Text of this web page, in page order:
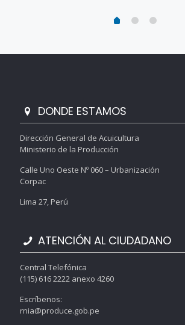
DONDE ESTAMOS
Dirección General de Acuicultura
Ministerio de la Producción
Calle Uno Oeste Nº 060 – Urbanización
Corpac
Lima 27, Perú
ATENCIÓN AL CIUDADANO
Central Telefónica
(115) 616 2222 anexo 4260
Escríbenos:
rnia@produce.gob.pe